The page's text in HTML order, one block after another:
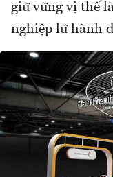
giữ vững vị thế
nghiệp lữ hành